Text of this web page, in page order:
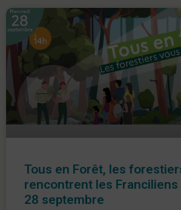
Tous en Forêt, les
rencontrent les
28 septembre